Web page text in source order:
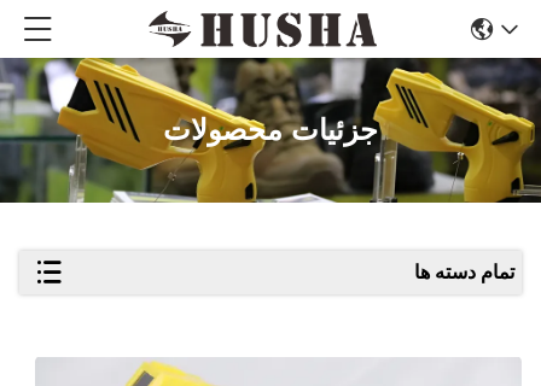
جزئیات محصولات
تمام دسته ها